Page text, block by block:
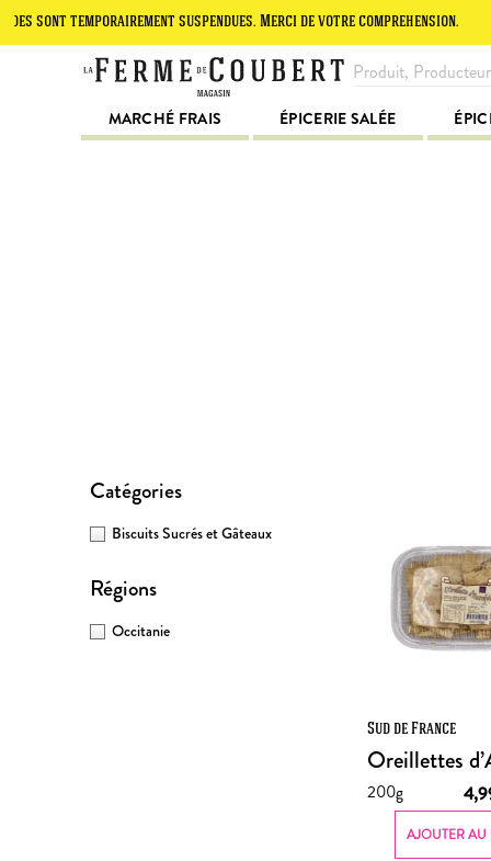
temporairement suspendues. Merci de votre compréhension.
MARCHÉ FRAIS ÉPICERIE SALÉE
Catégories
Biscuits Sucrés et Gâteaux
Régions
Occitanie
Sud de France
Oreillettes
200g
AJOUTER AU